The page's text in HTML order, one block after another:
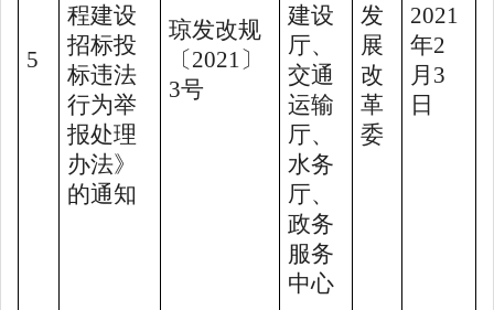
5
程建设
招标投
标违法
行为举
报处理
办法》
的通知
琼发改规
〔2021 〕
3号
建设
厅、
交通
运输
厅、
水务
厅、
政务
服务
中心
发
展
改
革
委
2021
年2
月 3
日